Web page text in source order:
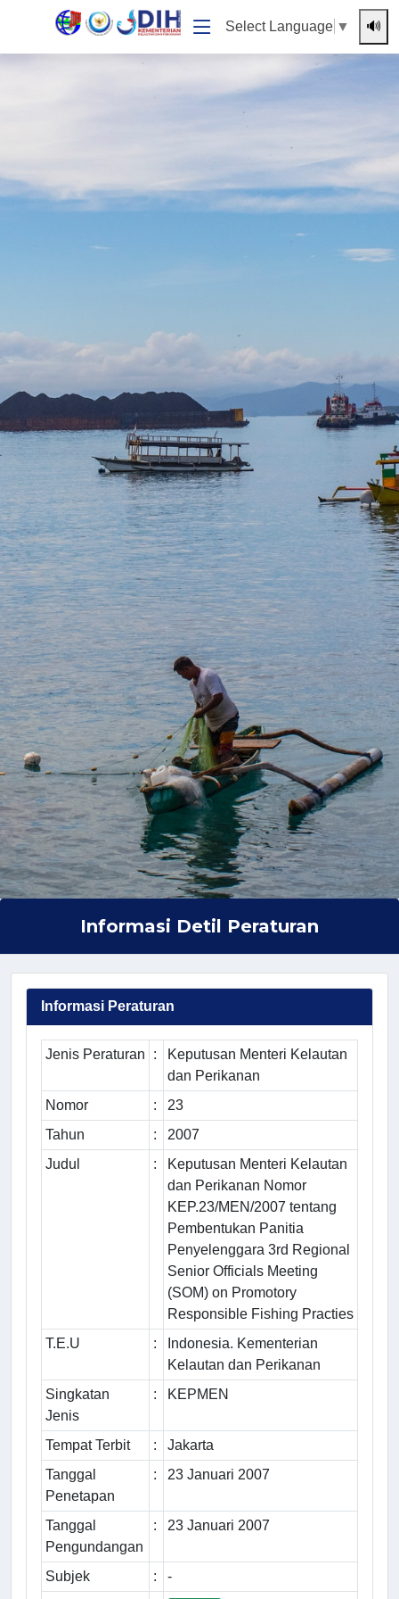
Select Language ▼ 🔊
Informasi Detil Peraturan
Informasi Peraturan
Jenis Peraturan :
Keputusan Menteri Kelautan
dan Perikanan
Nomor
:
23
Tahun
:
2007
Judul
:
Keputusan Menteri Kelautan
dan Perikanan Nomor
KEP.23/MEN/2007 tentang
Pembentukan Panitia
Penyelenggara 3rd Regional
Senior Officials Meeting
(SOM) on Promotory
Responsible Fishing Practies
T.E.U
:
Indonesia. Kementerian
Kelautan dan Perikanan
Singkatan
Jenis
: KEPMEN
Tempat Terbit :
Jakarta
Tanggal
Penetapan
: 23 Januari 2007
Tanggal
Pengundangan
: 23 Januari 2007
Subjek :
-